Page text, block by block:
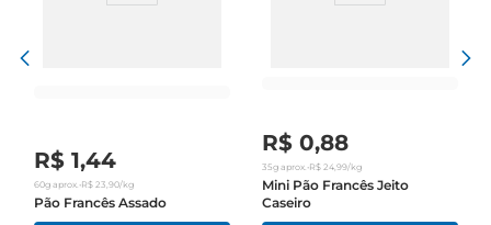
tempo, mantendo a sensação de
pãorecémpreparado para o consumo diário.
R$ 1,44
60gaprox. •R$ 23,90/kg
Pão Francês Assado
R$ 0,88
35gaprox. •R$ 24,99/kg
Mini Pão Francês Jeito
Caseiro